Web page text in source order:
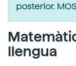
posterior.
llengua